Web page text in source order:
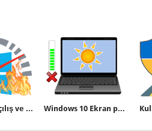
Windowsun açılış ve kapanış hızını programsız öğrenin Windows 10 Ekran parlaklık ayarı çalışmıyor